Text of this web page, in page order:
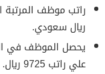
ريال سعودي.
يحصل الموظف في
علي راتب 9725 ريال.